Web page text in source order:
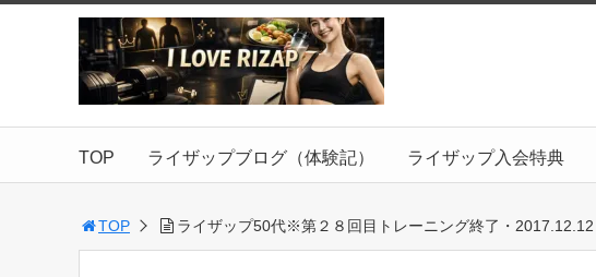
TOP ライザップブログ（体験記） ライザップ入会特典
TOP ライザップ50代※第２８回目トレーニング終了・2017.12.12